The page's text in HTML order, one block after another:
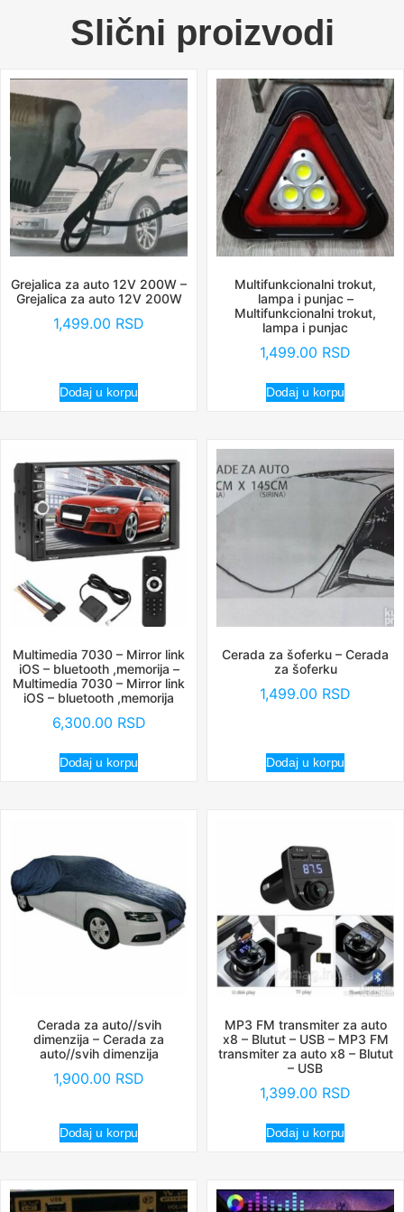
Slični proizvodi
Grejalica za auto 12V 200W –
Grejalica za auto 12V 200W
1,499.00 RSD
Dodaj u korpu
Multifunkcionalni trokut,
lampa i punjac –
Multifunkcionalni trokut,
lampa i punjac
1,499.00 RSD
Dodaj u korpu
Multimedia 7030 – Mirror link
iOS – bluetooth ,memorija –
Multimedia 7030 – Mirror link
iOS – bluetooth ,memorija
6,300.00 RSD
Dodaj u korpu
Cerada za šoferku – Cerada
za šoferku
1,499.00 RSD
Dodaj u korpu
Cerada za auto//svih
dimenzija – Cerada za
auto//svih dimenzija
1,900.00 RSD
Dodaj u korpu
MP3 FM transmiter za auto
x8 – Blutut – USB – MP3 FM
transmiter za auto x8 – Blutut
– USB
1,399.00 RSD
Dodaj u korpu